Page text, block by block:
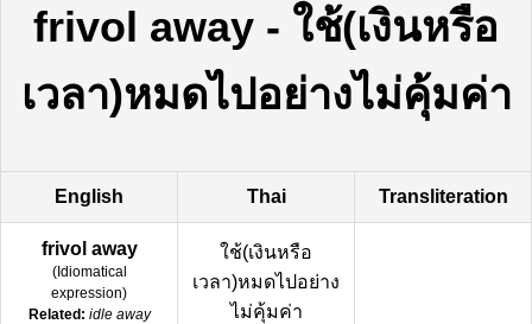
frivol away - ใช้(เงินหรือ
เวลา)หมดไปอย่างไม่คุ้มค่า
English Thai Transliteration
frivol away
(Idiomatical
expression)
Related: idle away
ใช้(เงินหรือ
เวลา)หมดไปอย่าง
ไม่คุ้มค่า